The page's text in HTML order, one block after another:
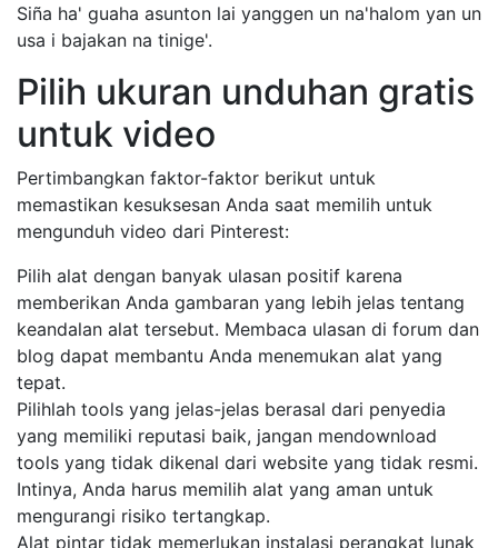
Siña ha' guaha asunton lai yanggen un na'halom yan un
usa i bajakan na tinige'.
Pilih ukuran unduhan gratis
untuk video
Pertimbangkan faktor-faktor berikut untuk
memastikan kesuksesan Anda saat memilih untuk
mengunduh video dari Pinterest:
Pilih alat dengan banyak ulasan positif karena
memberikan Anda gambaran yang lebih jelas tentang
keandalan alat tersebut. Membaca ulasan di forum dan
blog dapat membantu Anda menemukan alat yang
tepat.
Pilihlah tools yang jelas-jelas berasal dari penyedia
yang memiliki reputasi baik, jangan mendownload
tools yang tidak dikenal dari website yang tidak resmi.
Intinya, Anda harus memilih alat yang aman untuk
mengurangi risiko tertangkap.
Alat pintar tidak memerlukan instalasi perangkat lunak